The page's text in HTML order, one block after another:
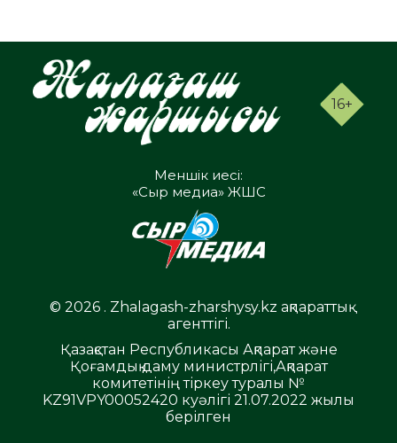
16+
Меншік иесі:
«Сыр медиа» ЖШС
© 2026 . Zhalagash-zharshysy.kz ақпараттық
агенттігі.
Қазақстан Республикасы Ақпарат және
Қоғамдық даму министрлігі,Ақпарат
комитетінің тіркеу туралы №
KZ91VPY00052420 куәлігі 21.07.2022 жылы
берілген